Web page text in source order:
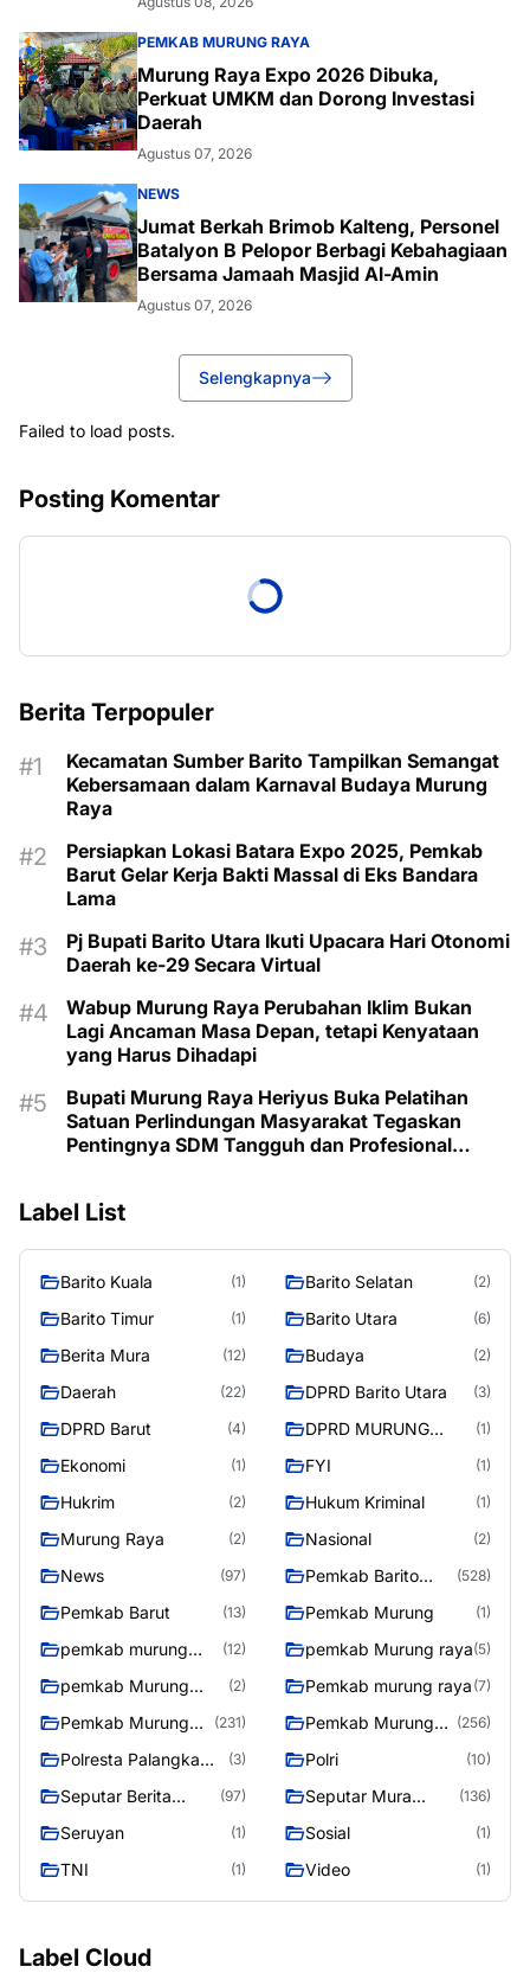
PEMKAB MURUNG RAYA
Murung Raya Expo 2026 Dibuka,
Perkuat UMKM dan Dorong Investasi
Daerah
Agustus 07, 2026
NEWS
Jumat Berkah Brimob Kalteng, Personel
Batalyon B Pelopor Berbagi Kebahagiaan
Bersama Jamaah Masjid Al-Amin
Agustus 07, 2026
Selengkapnya
Failed to load posts.
Posting Komentar
Berita Terpopuler
Kecamatan Sumber Barito Tampilkan Semangat
Kebersamaan dalam Karnaval Budaya Murung
Raya
Persiapkan Lokasi Batara Expo 2025, Pemkab
Barut Gelar Kerja Bakti Massal di Eks Bandara
Lama
Pj Bupati Barito Utara Ikuti Upacara Hari Otonomi
Daerah ke-29 Secara Virtual
Wabup Murung Raya Perubahan Iklim Bukan
Lagi Ancaman Masa Depan, tetapi Kenyataan
yang Harus Dihadapi
Bupati Murung Raya Heriyus Buka Pelatihan
Satuan Perlindungan Masyarakat Tegaskan
Pentingnya SDM Tangguh dan Profesional
Label List
Barito Kuala (1) Barito Selatan (2)
Barito Timur (1) Barito Utara (6)
Berita Mura (12) Budaya (2)
Daerah (22) DPRD Barito Utara (3)
DPRD Barut (4)
DPRD MURUNG
(1)
Ekonomi (1) FYI (1)
Hukrim (2) Hukum Kriminal (1)
Murung Raya (2) Nasional (2)
News (97)
Pemkab Barito
(528)
Pemkab Barut (13) Pemkab Murung (1)
pemkab murung
(12) pemkab Murung raya(5)
pemkab Murung
(2) Pemkab murung raya (7)
Pemkab Murung
(231)
Pemkab Murung
(256)
Polresta Palangka
(3) Polri (10)
Seputar Berita
(97)
Seputar Mura
(136)
Seruyan (1) Sosial (1)
TNI (1) Video (1)
Label Cloud